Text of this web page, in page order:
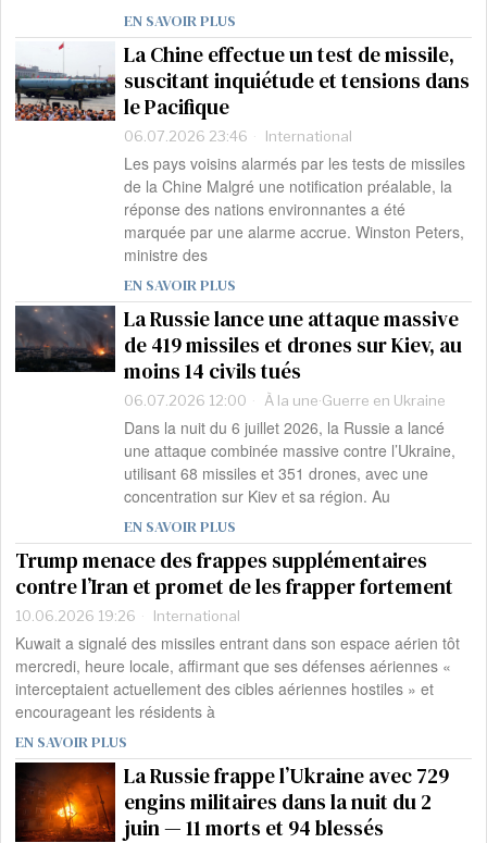
EN SAVOIR PLUS
La Chine effectue un test de missile,
suscitant inquiétude et tensions dans
le Pacifique
06.07.2026 23:46 International
Les pays voisins alarmés par les tests de missiles
de la Chine Malgré une notification préalable, la
réponse des nations environnantes a été
marquée par une alarme accrue. Winston Peters,
ministre des
EN SAVOIR PLUS
La Russie lance une attaque massive
de 419 missiles et drones sur Kiev, au
moins 14 civils tués
06.07.2026 12:00 À la une·Guerre en Ukraine
Dans la nuit du 6 juillet 2026, la Russie a lancé
une attaque combinée massive contre l’Ukraine,
utilisant 68 missiles et 351 drones, avec une
concentration sur Kiev et sa région. Au
EN SAVOIR PLUS
Trump menace des frappes supplémentaires
contre l’Iran et promet de les frapper fortement
10.06.2026 19:26 International
Kuwait a signalé des missiles entrant dans son espace aérien tôt
mercredi, heure locale, affirmant que ses défenses aériennes «
interceptaient actuellement des cibles aériennes hostiles » et
encourageant les résidents à
EN SAVOIR PLUS
La Russie frappe l’Ukraine avec 729
engins militaires dans la nuit du 2
juin — 11 morts et 94 blessés